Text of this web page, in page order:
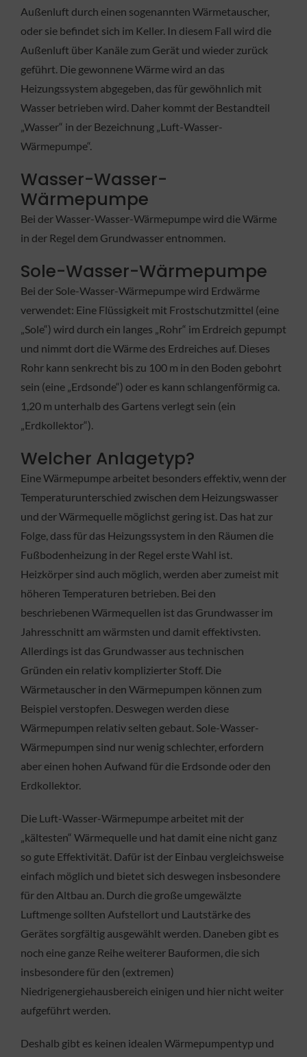
Außenluft durch einen sogenannten Wärmetauscher,
oder sie befindet sich im Keller. In diesem Fall wird die
Außenluft über Kanäle zum Gerät und wieder zurück
geführt. Die gewonnene Wärme wird an das
Heizungssystem abgegeben, das für gewöhnlich mit
Wasser betrieben wird. Daher kommt der Bestandteil
„Wasser“ in der Bezeichnung „Luft-Wasser-
Wärmepumpe“.
Wasser-Wasser-
Wärmepumpe
Bei der Wasser-Wasser-Wärmepumpe wird die Wärme
in der Regel dem Grundwasser entnommen.
Sole-Wasser-Wärmepumpe
Bei der Sole-Wasser-Wärmepumpe wird Erdwärme
verwendet: Eine Flüssigkeit mit Frostschutzmittel (eine
„Sole“) wird durch ein langes „Rohr“ im Erdreich gepumpt
und nimmt dort die Wärme des Erdreiches auf. Dieses
Rohr kann senkrecht bis zu 100 m in den Boden gebohrt
sein (eine „Erdsonde“) oder es kann schlangenförmig ca.
1,20 m unterhalb des Gartens verlegt sein (ein
„Erdkollektor“).
Welcher Anlagetyp?
Eine Wärmepumpe arbeitet besonders effektiv, wenn der
Temperaturunterschied zwischen dem Heizungswasser
und der Wärmequelle möglichst gering ist. Das hat zur
Folge, dass für das Heizungssystem in den Räumen die
Fußbodenheizung in der Regel erste Wahl ist.
Heizkörper sind auch möglich, werden aber zumeist mit
höheren Temperaturen betrieben. Bei den
beschriebenen Wärmequellen ist das Grundwasser im
Jahresschnitt am wärmsten und damit effektivsten.
Allerdings ist das Grundwasser aus technischen
Gründen ein relativ komplizierter Stoff. Die
Wärmetauscher in den Wärmepumpen können zum
Beispiel verstopfen. Deswegen werden diese
Wärmepumpen relativ selten gebaut. Sole-Wasser-
Wärmepumpen sind nur wenig schlechter, erfordern
aber einen hohen Aufwand für die Erdsonde oder den
Erdkollektor.
Die Luft-Wasser-Wärmepumpe arbeitet mit der
„kältesten“ Wärmequelle und hat damit eine nicht ganz
so gute Effektivität. Dafür ist der Einbau vergleichsweise
einfach möglich und bietet sich deswegen insbesondere
für den Altbau an. Durch die große umgewälzte
Luftmenge sollten Aufstellort und Lautstärke des
Gerätes sorgfältig ausgewählt werden. Daneben gibt es
noch eine ganze Reihe weiterer Bauformen, die sich
insbesondere für den (extremen)
Niedrigenergiehausbereich einigen und hier nicht weiter
aufgeführt werden.
Deshalb gibt es keinen idealen Wärmepumpentyp und